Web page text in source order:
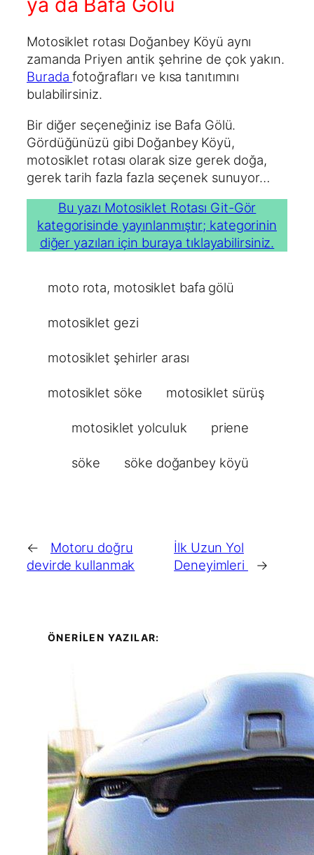
Motosiklet rotası Doğanbey Köyü aynı
zamanda Priyen antik şehrine de çok yakın.
Buradafotoğrafları ve kısa tanıtımını
bulabilirsiniz.
Bir diğer seçeneğiniz ise Bafa Gölü.
Gördüğünüzü gibi Doğanbey Köyü,
motosiklet rotası olarak size gerek doğa,
gerek tarih fazla fazla seçenek sunuyor…
Bu yazı Motosiklet Rotası Git-Gör
kategorisinde yayınlanmıştır; kategorinin
diğer yazıları için buraya tıklayabilirsiniz.
moto rota, motosiklet bafa gölü
motosiklet gezi
motosiklet şehirler arası
motosiklet söke motosiklet sürüş
motosiklet yolculuk priene
söke söke doğanbey köyü
←
Motoru doğru
devirde kullanmak
İlk Uzun Yol
Deneyimleri
→
ÖNERİLEN YAZILAR: